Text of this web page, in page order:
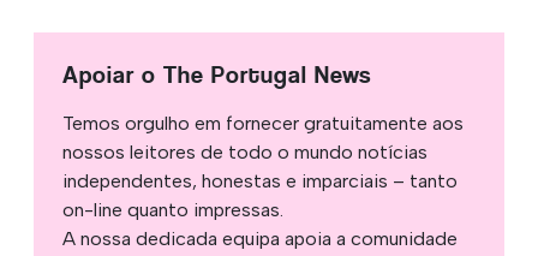
Apoiar o The Portugal News
Temos orgulho em fornecer gratuitamente aos
nossos leitores de todo o mundo notícias
independentes, honestas e imparciais – tanto
on-line quanto impressas.
A nossa dedicada equipa apoia a comunidade